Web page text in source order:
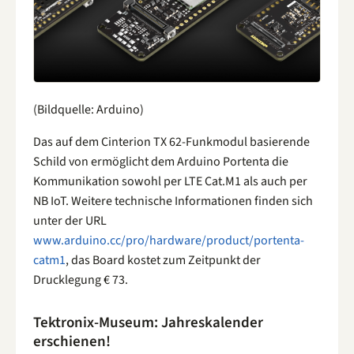
(Bildquelle: Arduino)
Das auf dem Cinterion TX 62-Funkmodul basierende
Schild von ermöglicht dem Arduino Portenta die
Kommunikation sowohl per LTE Cat.M1 als auch per
NB IoT. Weitere technische Informationen finden sich
unter der URL
www.arduino.cc/pro/hardware/product/portenta-
catm1, das Board kostet zum Zeitpunkt der
Drucklegung € 73.
Tektronix-Museum: Jahreskalender
erschienen!